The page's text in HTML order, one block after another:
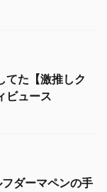
てた【激推しク
ビュース
ダーマペンの手